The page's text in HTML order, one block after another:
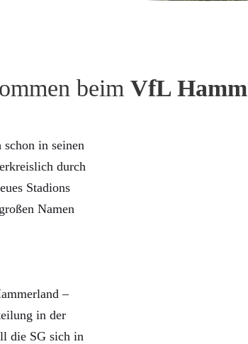
beim VfL Hamm
in seinen
durch
Stadions
Namen
–
in der
die SG sich in